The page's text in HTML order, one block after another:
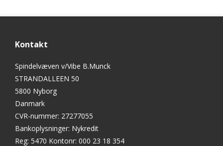
Kontakt
Spindelvæven v/Vibe B.Munck
STRANDALLEEN 50
5800 Nyborg
Danmark
CVR-nummer: 27277055
Bankoplysninger: Nykredit
Reg: 5470 Kontonr: 000 23 18 354